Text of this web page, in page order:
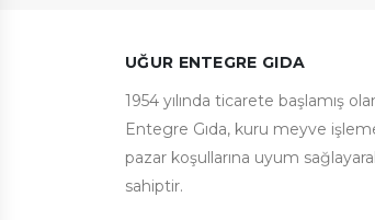
UĞUR ENTEGRE GIDA
1954 yılında ticarete başlamış
Entegre Gıda, kuru meyve
pazar koşullarına uyum
sahiptir.